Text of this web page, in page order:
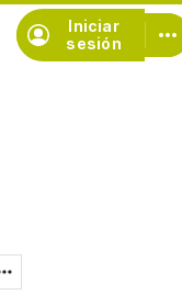
Iniciar
sesión